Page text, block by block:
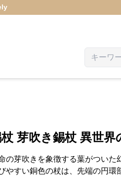
芽吹き錫杖 異世界
の芽吹きを象徴する葉がついた
やすい銅色の杖は、先端の円環